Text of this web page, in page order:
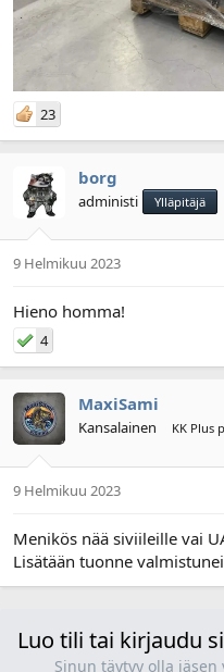
23
borg
administi Ylläpitäjä
9 Helmikuu 2023
Hieno homma!
4
MaxiSami
Kansalainen KK Plus
9 Helmikuu 2023
Menikös nää siviileille vai
Lisätään tuonne
Luo tili tai kirjaudu
Sinun täytyy olla